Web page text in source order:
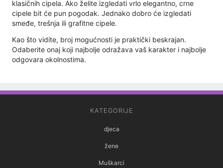
klasičnih cipela. Ako želite izgledati vrlo elegantno, crne
cipele bit će pun pogodak. Jednako dobro će izgledati
smeđe, trešnja ili grafitne cipele.
Kao što vidite, broj mogućnosti je praktički beskrajan.
Odaberite onaj koji najbolje odražava vaš karakter i najbolje
odgovara okolnostima.
KATEGORIJE
djeca
žene
Muškarci